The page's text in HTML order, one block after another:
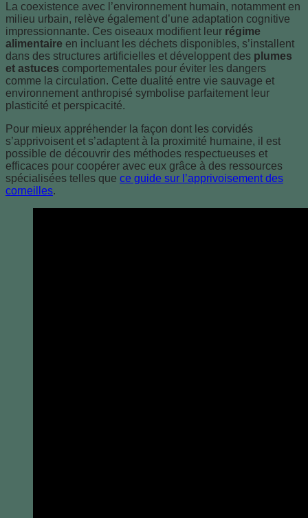
La coexistence avec l’environnement humain, notamment en
milieu urbain, relève également d’une adaptation cognitive
impressionnante. Ces oiseaux modifient leur régime
alimentaire en incluant les déchets disponibles, s’installent
dans des structures artificielles et développent des plumes
et astuces comportementales pour éviter les dangers
comme la circulation. Cette dualité entre vie sauvage et
environnement anthropisé symbolise parfaitement leur
plasticité et perspicacité.
Pour mieux appréhender la façon dont les corvidés
s’apprivoisent et s’adaptent à la proximité humaine, il est
possible de découvrir des méthodes respectueuses et
efficaces pour coopérer avec eux grâce à des ressources
spécialisées telles que ce guide sur l’apprivoisement des
corneilles.